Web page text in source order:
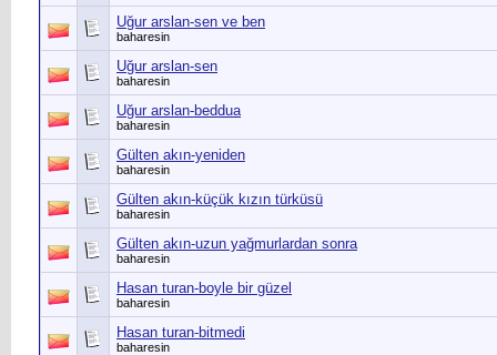
Uğur arslan-sen ve ben
baharesin
Uğur arslan-sen
baharesin
Uğur arslan-beddua
baharesin
Gülten akın-yeniden
baharesin
Gülten akın-küçük kızın türküsü
baharesin
Gülten akın-uzun yağmurlardan sonra
baharesin
Hasan turan-boyle bir güzel
baharesin
Hasan turan-bitmedi
baharesin